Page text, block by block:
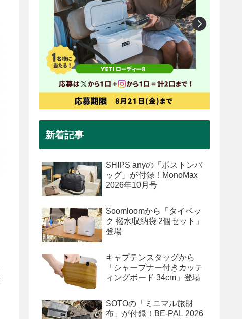
新着記事
SHIPS anyの「ボストンバ
ッグ」が付録！MonoMax
2026年10月号
Soomloomから「タイベッ
ク 撥水収納袋 2個セット」
登場
キャプテンスタッグから
「シャープナー付きカッテ
ィングボード 34cm」登場
SOTOの「ミニマル旅財
布」が付録！BE-PAL 2026